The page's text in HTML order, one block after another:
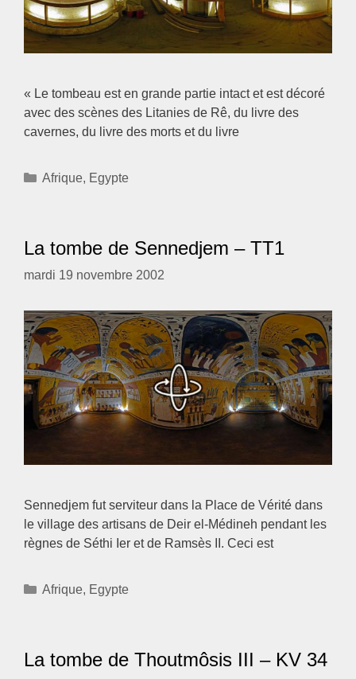
« Le tombeau est en grande partie intact et est décoré
avec des scènes des Litanies de Rê, du livre des
cavernes, du livre des morts et du livre
Catégories
Afrique, Egypte
La tombe de Sennedjem – TT1
mardi 19 novembre 2002
Sennedjem fut serviteur dans la Place de Vérité dans
le village des artisans de Deir el-Médineh pendant les
règnes de Séthi Ier et de Ramsès II. Ceci est
Catégories
Afrique, Egypte
La tombe de Thoutmôsis III – KV 34